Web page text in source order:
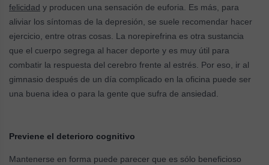
felicidad y producen una sensación de euforia. Es más, para
aliviar los síntomas de la depresión, se suele recomendar hacer
ejercicio, entre otras cosas. La norepirefrina es otra sustancia
que el cuerpo segrega al hacer deporte y es muy útil para
combatir la respuesta del cerebro frente al estrés. Por eso, ir al
gimnasio después de un día complicado en la oficina puede ser
una buena idea o para la gente que sufra de ansiedad.
Previene el deterioro cognitivo
Mantenerse en forma puede parecer que es sólo beneficioso